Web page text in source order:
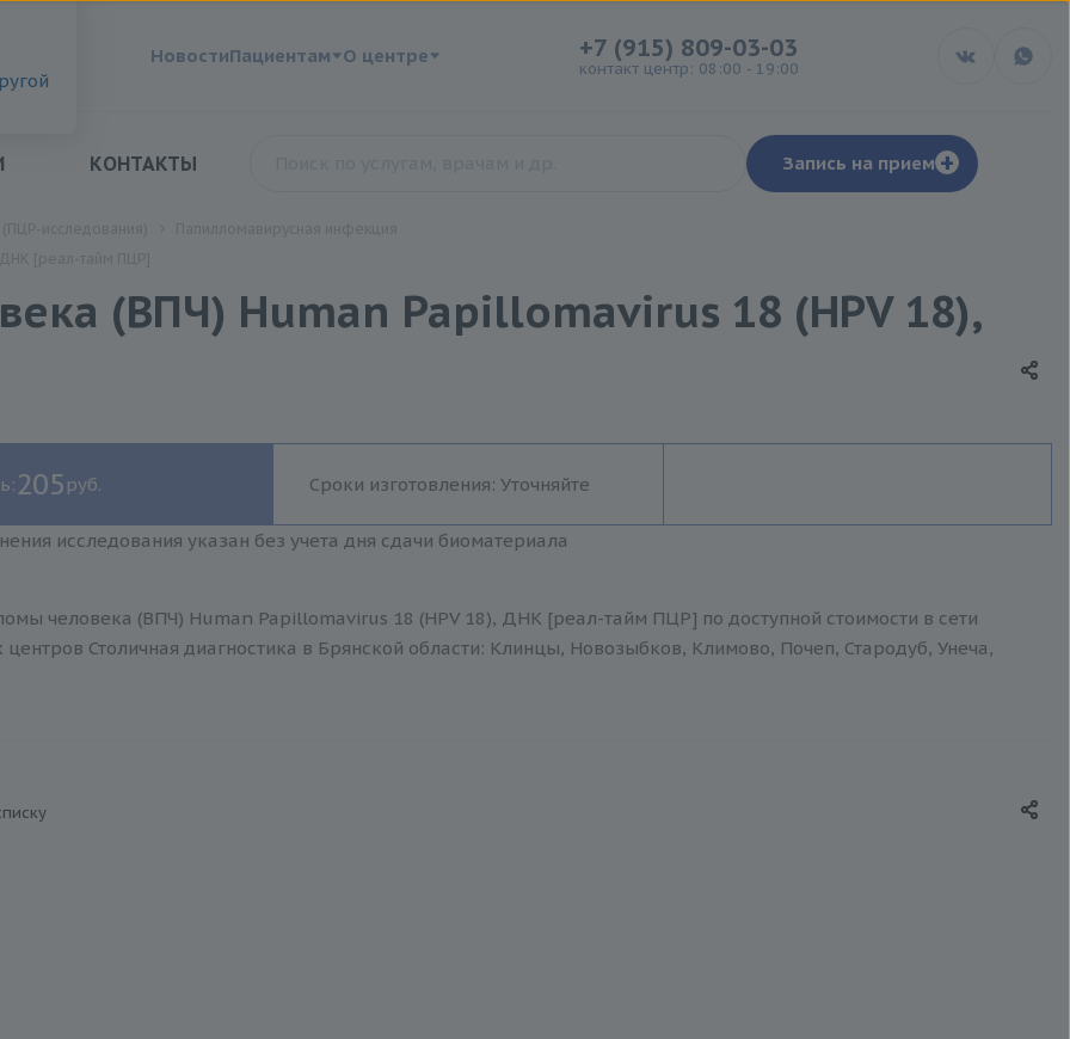
НовостиПациентам О центре +7 (915) 809-03-03
контакт центр: 08:00 - 19:00
КОНТАКТЫ Запись на прием +
(ВПЧ) Human Papillomavirus 18 (HPV 18),
205 руб. Сроки изготовления: Уточняйте
исследования указан без учета дня сдачи биоматериала
человека (ВПЧ) Human Papillomavirus 18 (HPV 18), ДНК [реал-тайм ПЦР] по доступной стоимости в сети
Столичная диагностика в Брянской области: Клинцы, Новозыбков, Климово, Почеп, Стародуб, Унеча,